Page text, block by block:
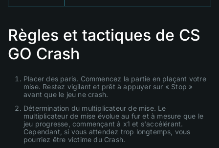
Règles et tactiques de CS
GO Crash
Placer des paris. Commencez la partie en plaçant votre
mise. Restez vigilant et prêt à appuyer sur « Stop »
avant que le jeu ne crash.
Détermination du multiplicateur de mise. Le
multiplicateur de mise évolue au fur et à mesure que le
jeu progresse, commençant à x1 et s'accélérant.
Cependant, si vous attendez trop longtemps, vous
pourriez être victime du Crash.